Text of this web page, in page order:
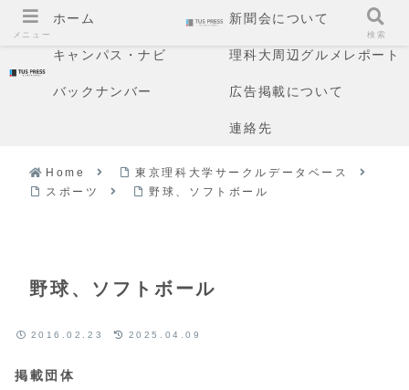
ホーム 新聞会について
キャンパス・ナビ 理科大周辺グルメレポート
バックナンバー 広告掲載について
連絡先
Home
東京理科大学サークルデータベース
スポーツ
野球、ソフトボール
野球、ソフトボール
2016.02.23 2025.04.09
掲載団体
メニュー 検索